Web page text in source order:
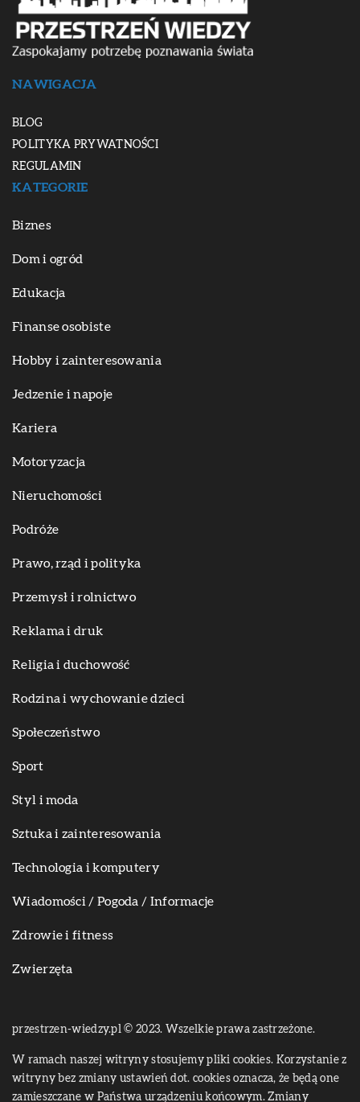
NAWIGACJA
BLOG
POLITYKA PRYWATNOŚCI
REGULAMIN
KATEGORIE
Biznes
Dom i ogród
Edukacja
Finanse osobiste
Hobby i zainteresowania
Jedzenie i napoje
Kariera
Motoryzacja
Nieruchomości
Podróże
Prawo, rząd i polityka
Przemysł i rolnictwo
Reklama i druk
Religia i duchowość
Rodzina i wychowanie dzieci
Społeczeństwo
Sport
Styl i moda
Sztuka i zainteresowania
Technologia i komputery
Wiadomości / Pogoda / Informacje
Zdrowie i fitness
Zwierzęta
przestrzen-wiedzy.pl © 2023. Wszelkie prawa zastrzeżone.
W ramach naszej witryny stosujemy pliki cookies. Korzystanie z
witryny bez zmiany ustawień dot. cookies oznacza, że będą one
zamieszczane w Państwa urządzeniu końcowym. Zmiany